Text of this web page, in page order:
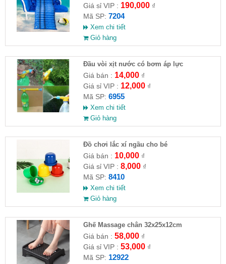
Giá sỉ VIP : 190,000₫
Mã SP: 7204
Xem chi tiết
Giỏ hàng
Đầu vòi xịt nước có bơm áp lực
Giá bán : 14,000₫
Giá sỉ VIP : 12,000₫
Mã SP: 6955
Xem chi tiết
Giỏ hàng
Đồ chơi lắc xí ngầu cho bé
Giá bán : 10,000₫
Giá sỉ VIP : 8,000₫
Mã SP: 8410
Xem chi tiết
Giỏ hàng
Ghế Massage chân 32x25x12cm
Giá bán : 58,000₫
Giá sỉ VIP : 53,000₫
Mã SP: 12922